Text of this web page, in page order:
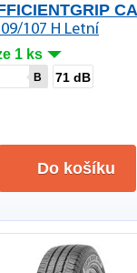
107 H Letní
1 ks
B 71 dB
Do košíku